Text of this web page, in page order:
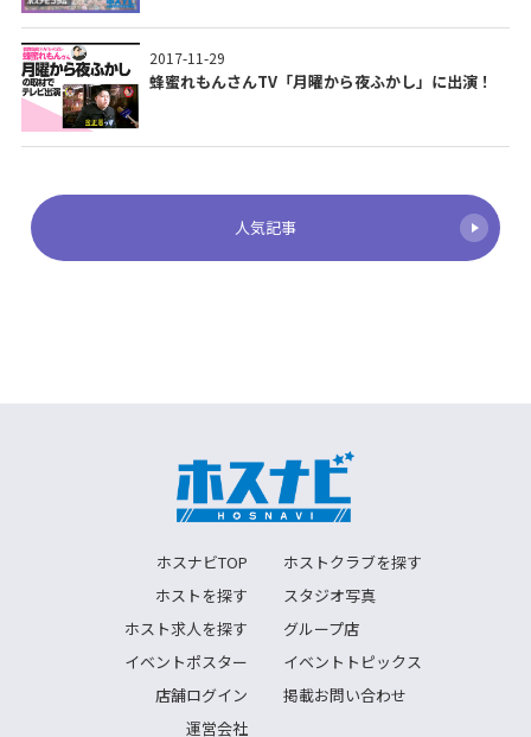
2017-11-29
蜂蜜れもんさんTV「月曜から夜ふかし」に出演！
人気記事
ホスナビTOP
ホストクラブを探す
ホストを探す
スタジオ写真
ホスト求人を探す
グループ店
イベントポスター
イベントトピックス
店舗ログイン
掲載お問い合わせ
運営会社